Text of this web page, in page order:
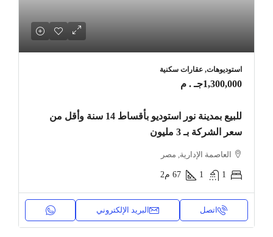
استوديوهات, عقارات سكنية
1,300,000جـ . م
للبيع بمدينة نور استوديو بأقساط 14 سنة وأقل من
سعر الشركة بـ 3 مليون
العاصمة الإدارية, مصر
1
1
67 م2
اتصل البريد الإلكتروني